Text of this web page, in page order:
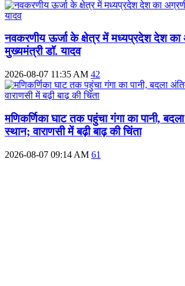
नवकरणीय ऊर्जा के क्षेत्र में मध्यप्रदेश देश का
मुख्यमंत्री डॉ. यादव
2026-08-07 11:35 AM 42
मणिकर्णिका घाट तक पहुंचा गंगा का पानी,
स्थान; वाराणसी में बढ़ी बाढ़ की चिंता
2026-08-07 09:14 AM 61